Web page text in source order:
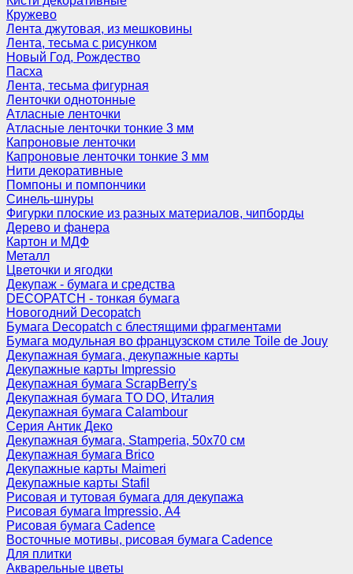
Кружево
Лента джутовая, из мешковины
Лента, тесьма с рисунком
Новый Год, Рождество
Пасха
Лента, тесьма фигурная
Ленточки однотонные
Атласные ленточки
Атласные ленточки тонкие 3 мм
Капроновые ленточки
Капроновые ленточки тонкие 3 мм
Нити декоративные
Помпоны и помпончики
Синель-шнуры
Фигурки плоские из разных материалов, чипборды
Дерево и фанера
Картон и МДФ
Металл
Цветочки и ягодки
Декупаж - бумага и средства
DECOPATCH - тонкая бумага
Новогодний Decopatch
Бумага Decopatch с блестящими фрагментами
Бумага модульная во французском стиле Toile de Jouy
Декупажная бумага, декупажные карты
Декупажные карты Impressio
Декупажная бумага ScrapBerry's
Декупажная бумага TO DO, Италия
Декупажная бумага Calambour
Серия Антик Деко
Декупажная бумага, Stamperia, 50х70 см
Декупажная бумага Brico
Декупажные карты Maimeri
Декупажные карты Stafil
Рисовая и тутовая бумага для декупажа
Рисовая бумага Impressio, А4
Рисовая бумага Cadence
Восточные мотивы, рисовая бумага Cadence
Для плитки
Акварельные цветы